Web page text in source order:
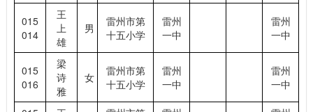
015
014
王
上
雄
男
雷州市第
十五小学
雷州
一中
雷州
一中
015
016
梁
诗
雅
女
雷州市第
十五小学
雷州
一中
雷州
一中